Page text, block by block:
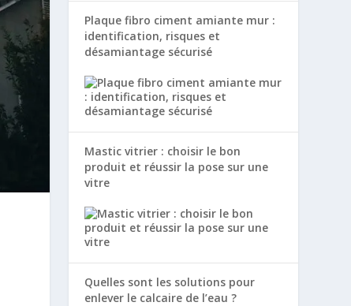
Plaque fibro ciment amiante mur :
identification, risques et
désamiantage sécurisé
Mastic vitrier : choisir le bon
produit et réussir la pose sur une
vitre
Quelles sont les solutions pour
enlever le calcaire de l’eau ?